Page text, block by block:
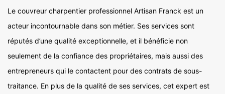
Le couvreur charpentier professionnel Artisan Franck est un
acteur incontournable dans son métier. Ses services sont
réputés d’une qualité exceptionnelle, et il bénéficie non
seulement de la confiance des propriétaires, mais aussi des
entrepreneurs qui le contactent pour des contrats de sous-
traitance. En plus de la qualité de ses services, cet expert est